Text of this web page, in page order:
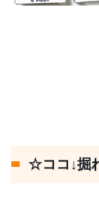
☆ココ↓掘